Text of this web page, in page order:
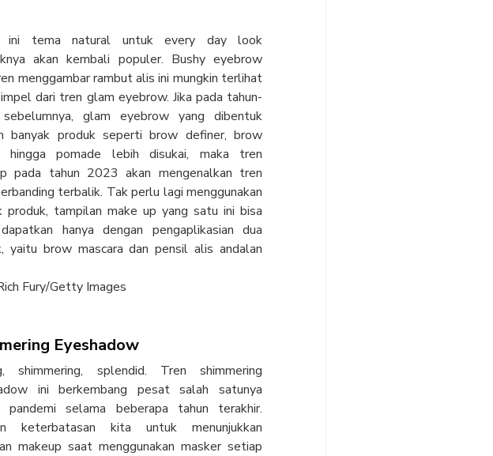
ini tema natural untuk every day look
akan kembali populer. Bushy eyebrow
menggambar rambut alis ini mungkin terlihat
dari tren glam eyebrow. Jika pada tahun-
glam eyebrow yang dibentuk
banyak produk seperti brow definer, brow
hingga pomade lebih disukai, maka tren
pada tahun 2023 akan mengenalkan tren
terbalik. Tak perlu lagi menggunakan
produk, tampilan make up yang satu ini bisa
hanya dengan pengaplikasian dua
yaitu brow mascara dan pensil alis andalan
Fury/Getty Images
Eyeshadow
shimmering, splendid. Tren shimmering
ini berkembang pesat salah satunya
pandemi selama beberapa tahun terakhir.
keterbatasan kita untuk menunjukkan
makeup saat menggunakan masker setiap